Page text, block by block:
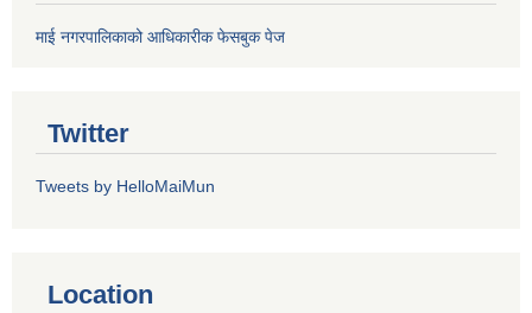
माई नगरपालिकाको आधिकारीक फेसबुक पेज
Twitter
Tweets by HelloMaiMun
Location